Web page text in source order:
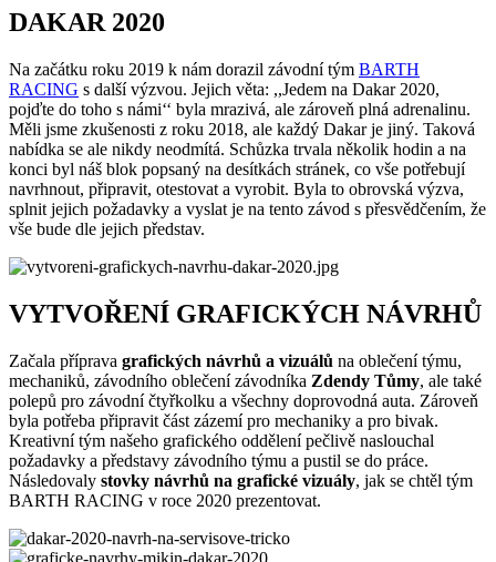
DAKAR 2020
Na začátku roku 2019 k nám dorazil závodní tým BARTH
RACING s další výzvou. Jejich věta: ,,Jedem na Dakar 2020,
pojďte do toho s námi‘‘ byla mrazivá, ale zároveň plná adrenalinu.
Měli jsme zkušenosti z roku 2018, ale každý Dakar je jiný. Taková
nabídka se ale nikdy neodmítá. Schůzka trvala několik hodin a na
konci byl náš blok popsaný na desítkách stránek, co vše potřebují
navrhnout, připravit, otestovat a vyrobit. Byla to obrovská výzva,
splnit jejich požadavky a vyslat je na tento závod s přesvědčením, že
vše bude dle jejich představ.
VYTVOŘENÍ GRAFICKÝCH NÁVRHŮ
Začala příprava grafických návrhů a vizuálů na oblečení týmu,
mechaniků, závodního oblečení závodníka Zdendy Tůmy, ale také
polepů pro závodní čtyřkolku a všechny doprovodná auta. Zároveň
byla potřeba připravit část zázemí pro mechaniky a pro bivak.
Kreativní tým našeho grafického oddělení pečlivě naslouchal
požadavky a představy závodního týmu a pustil se do práce.
Následovaly stovky návrhů na grafické vizuály, jak se chtěl tým
BARTH RACING v roce 2020 prezentovat.